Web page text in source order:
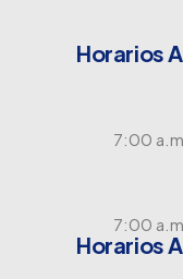
Horarios
7:00
7:00
Horarios